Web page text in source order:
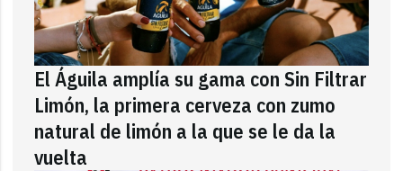
El Águila amplía su gama con Sin Filtrar
Limón, la primera cerveza con zumo
natural de limón a la que se le da la
vuelta